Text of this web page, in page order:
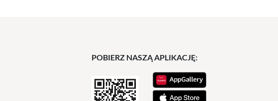
POBIERZ NASZĄ APLIKACJĘ: